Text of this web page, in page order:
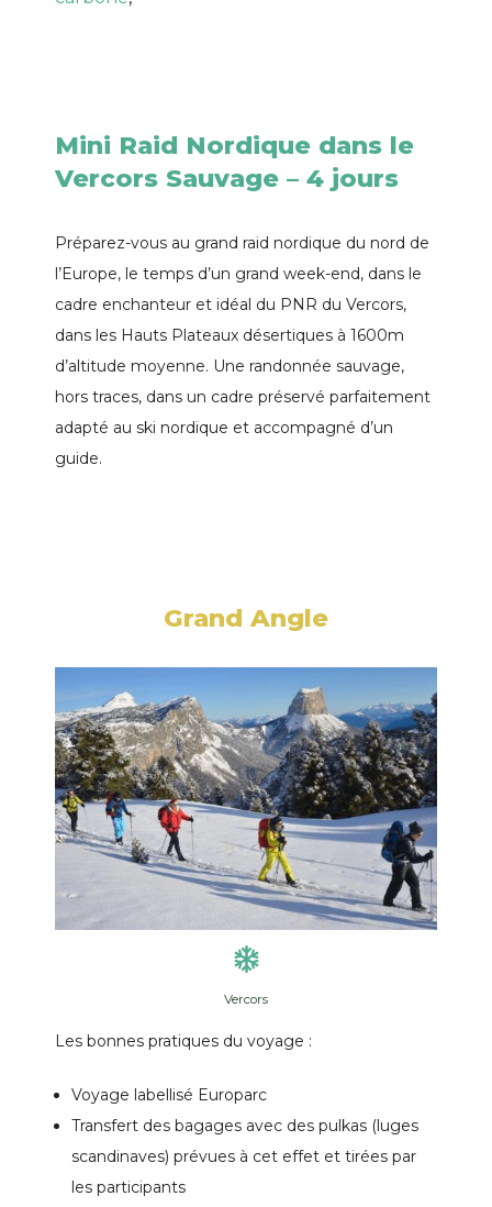
Mini Raid Nordique dans le
Vercors Sauvage – 4 jours
Préparez-vous au grand raid nordique du nord de
l’Europe, le temps d’un grand week-end, dans le
cadre enchanteur et idéal du PNR du Vercors,
dans les Hauts Plateaux désertiques à 1600m
d’altitude moyenne. Une randonnée sauvage,
hors traces, dans un cadre préservé parfaitement
adapté au ski nordique et accompagné d’un
guide.
Grand Angle
Vercors
Les bonnes pratiques du voyage :
Voyage labellisé Europarc
Transfert des bagages avec des pulkas (luges
scandinaves) prévues à cet effet et tirées par
les participants